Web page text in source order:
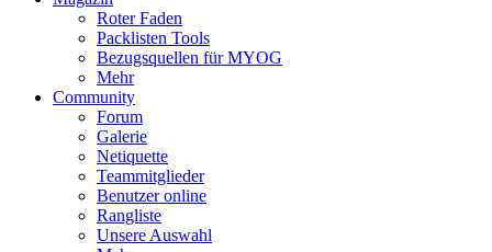
Roter Faden
Packlisten Tools
Bezugsquellen für MYOG
Mehr
Community
Forum
Galerie
Netiquette
Teammitglieder
Benutzer online
Rangliste
Unsere Auswahl